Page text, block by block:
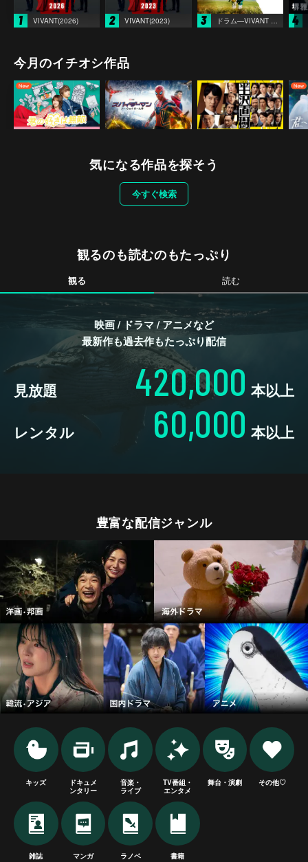
1 VIVANT(2026) 2 VIVANT(2023) 3 ドラム―VIVANT THE ORIGIN STORY― 4
今月のイチオシ作品
気になる作品を探そう
今すぐ検索
観るのも読むのもたっぷり
観る 読む
映画 / ドラマ / アニメなど
最新作も過去作もたっぷり配信
見放題 420,000 本以上
レンタル 60,000 本以上
豊富な配信ジャンル
キッズ
ドキュメ
ンタリー
音楽・
ライブ
TV番組・
エンタメ
舞台・演劇 その他♡
雑誌 マンガ ラノベ 書籍